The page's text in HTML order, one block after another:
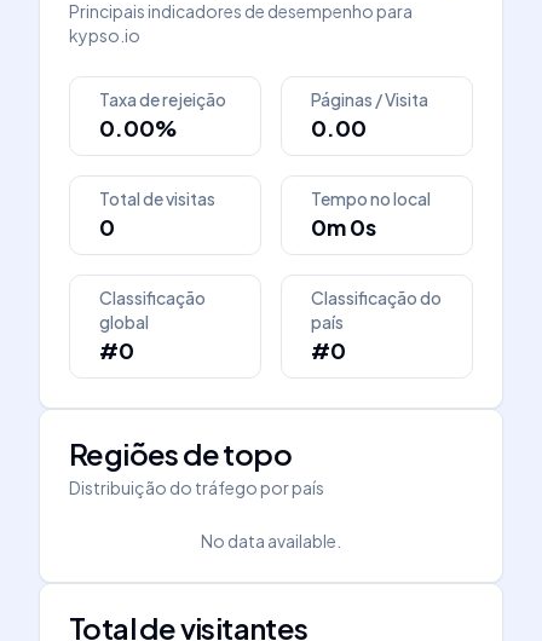
Principais indicadores de desempenho para
kypso.io
Taxa de rejeição
0.00%
Páginas / Visita
0.00
Total de visitas
0
Tempo no local
0m 0s
Classificação
global
#0
Classificação do
país
#0
Regiões de topo
Distribuição do tráfego por país
No data available.
Total de visitantes